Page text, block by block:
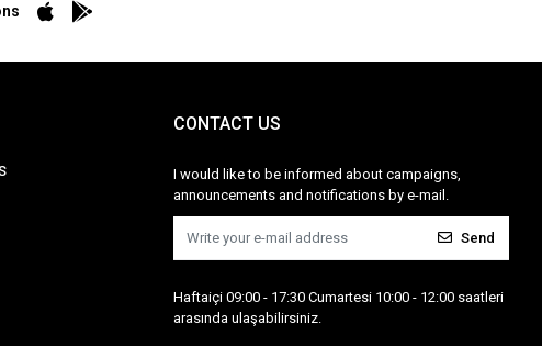
CONTACT US
I would like to be informed about campaigns,
announcements and notifications by e-mail.
Send
Haftaiçi 09:00 - 17:30 Cumartesi 10:00 - 12:00 saatleri
arasında ulaşabilirsiniz.